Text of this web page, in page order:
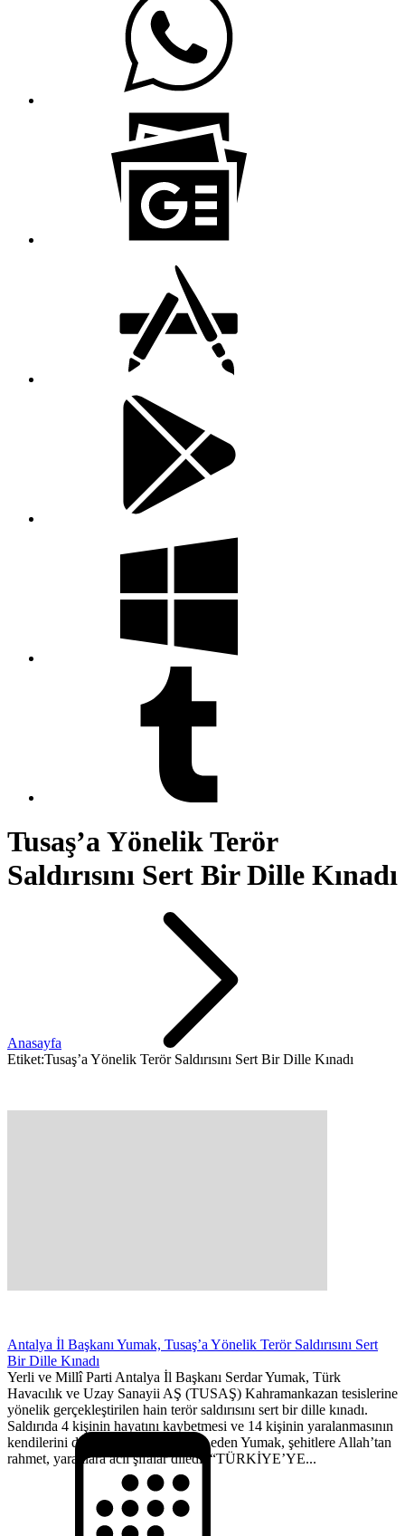
Tusaş’a Yönelik Terör
Saldırısını Sert Bir Dille Kınadı
Anasayfa
Etiket:Tusaş’a Yönelik Terör Saldırısını Sert Bir Dille Kınadı
Antalya İl Başkanı Yumak, Tusaş’a Yönelik Terör Saldırısını Sert
Bir Dille Kınadı
Yerli ve Millî Parti Antalya İl Başkanı Serdar Yumak, Türk
Havacılık ve Uzay Sanayii AŞ (TUSAŞ) Kahramankazan tesislerine
yönelik gerçekleştirilen hain terör saldırısını sert bir dille kınadı.
Saldırıda 4 kişinin hayatını kaybetmesi ve 14 kişinin yaralanmasının
kendilerini derinden sarstığını ifade eden Yumak, şehitlere Allah’tan
rahmet, yaralılara acil şifalar diledi. “TÜRKİYE’YE...